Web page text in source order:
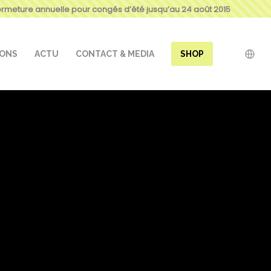
annuelle pour congés d’été jusqu’au 24 août 2015
ACTU CONTACT & MEDIA SHOP